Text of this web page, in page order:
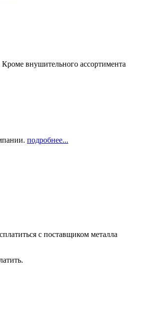
внушительного ассортимента
подробнее...
с поставщиком металла